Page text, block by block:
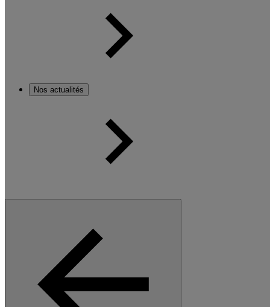
Nos actualités